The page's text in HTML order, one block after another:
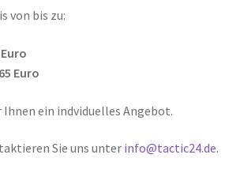
von bis zu:
Euro
ein indviduelles Angebot.
Sie uns unter info@tactic24.de.